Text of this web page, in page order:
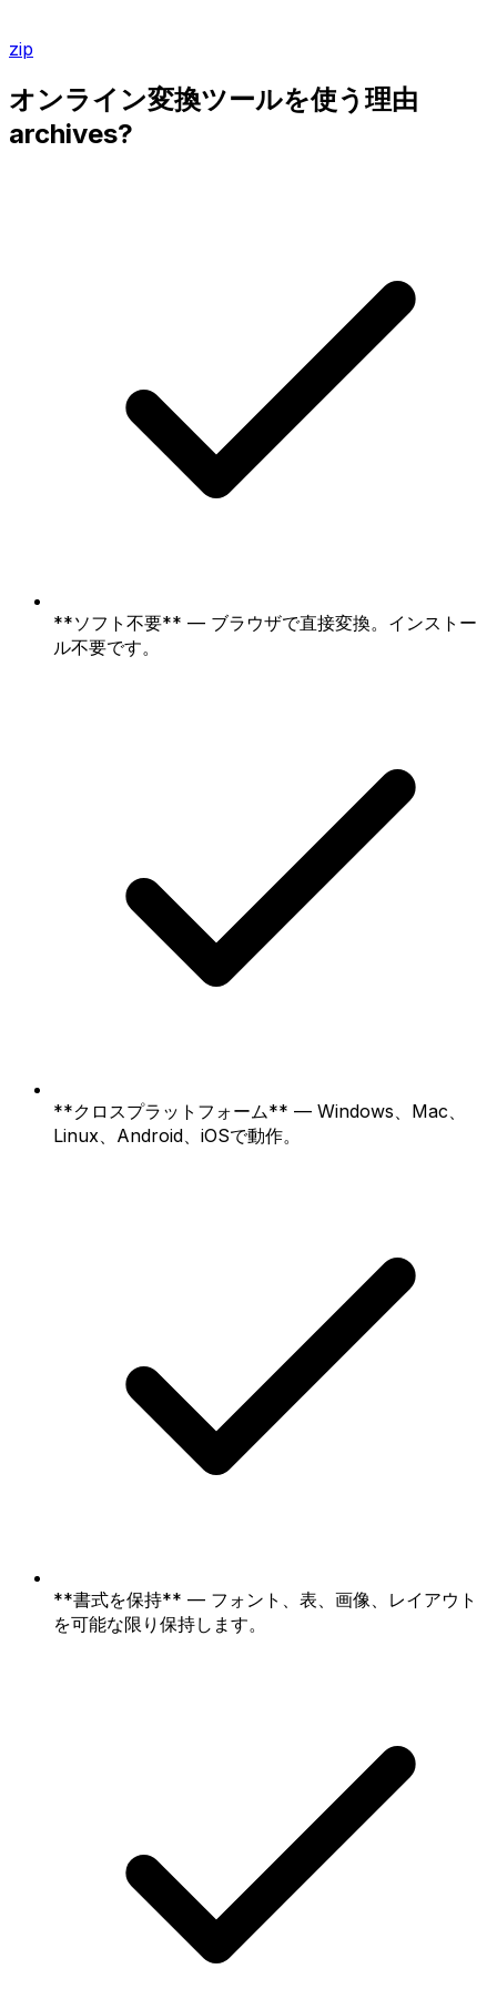
zip
オンライン変換ツールを使う理由
archives?
**ソフト不要** — ブラウザで直接変換。インストー
ル不要です。
**クロスプラットフォーム** — Windows、Mac、
Linux、Android、iOSで動作。
**書式を保持** — フォント、表、画像、レイアウト
を可能な限り保持します。